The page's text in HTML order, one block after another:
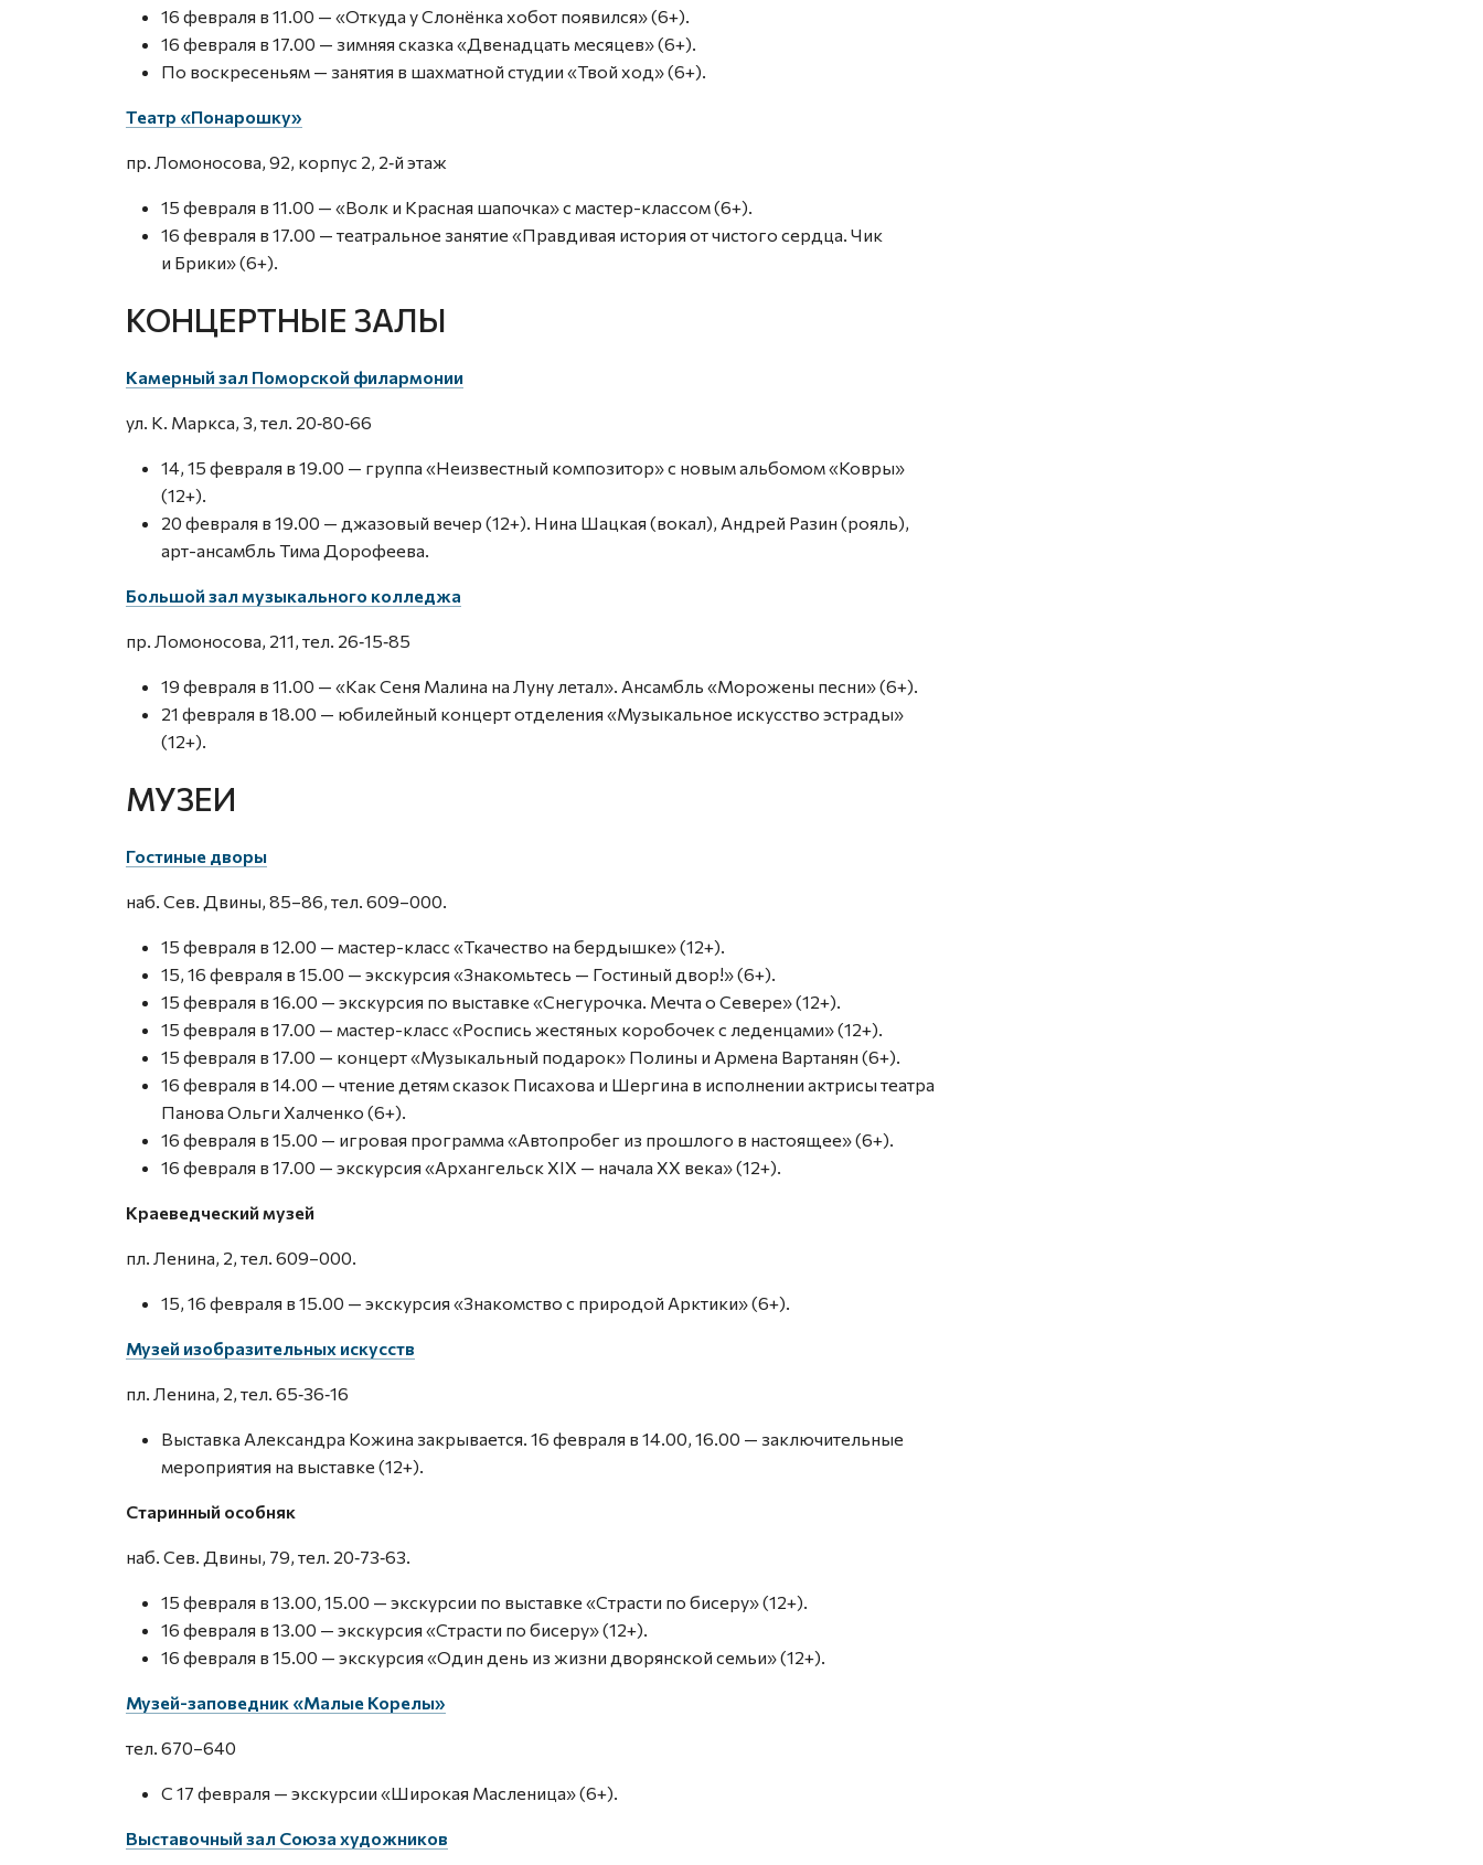
16 февраля в 11.00 — «Откуда у Слонёнка хобот появился» (6+).
16 февраля в 17.00 — зимняя сказка «Двенадцать месяцев» (6+).
По воскресеньям — занятия в шахматной студии «Твой ход» (6+).
Театр «Понарошку»
пр. Ломоносова, 92, корпус 2, 2‑й этаж
15 февраля в 11.00 — «Волк и Красная шапочка» с мастер-классом (6+).
16 февраля в 17.00 — театральное занятие «Правдивая история от чистого сердца. Чик
и Брики» (6+).
КОНЦЕРТНЫЕ ЗАЛЫ
Камерный зал Поморской филармонии
ул. К. Маркса, 3, тел. 20‑80‑66
14, 15 февраля в 19.00 — группа «Неизвестный композитор» с новым альбомом «Ковры»
(12+).
20 февраля в 19.00 — джазовый вечер (12+). Нина Шацкая (вокал), Андрей Разин (рояль),
арт-ансамбль Тима Дорофеева.
Большой зал музыкального колледжа
пр. Ломоносова, 211, тел. 26‑15‑85
19 февраля в 11.00 — «Как Сеня Малина на Луну летал». Ансамбль «Морожены песни» (6+).
21 февраля в 18.00 — юбилейный концерт отделения «Музыкальное искусство эстрады»
(12+).
МУЗЕИ
Гостиные дворы
наб. Сев. Двины, 85–86, тел. 609–000.
15 февраля в 12.00 — мастер-класс «Ткачество на бердышке» (12+).
15, 16 февраля в 15.00 — экскурсия «Знакомьтесь — Гостиный двор!» (6+).
15 февраля в 16.00 — экскурсия по выставке «Снегурочка. Мечта о Севере» (12+).
15 февраля в 17.00 — мастер-класс «Роспись жестяных коробочек с леденцами» (12+).
15 февраля в 17.00 — концерт «Музыкальный подарок» Полины и Армена Вартанян (6+).
16 февраля в 14.00 — чтение детям сказок Писахова и Шергина в исполнении актрисы театра
Панова Ольги Халченко (6+).
16 февраля в 15.00 — игровая программа «Автопробег из прошлого в настоящее» (6+).
16 февраля в 17.00 — экскурсия «Архангельск XIX — начала XX века» (12+).
Краеведческий музей
пл. Ленина, 2, тел. 609–000.
15, 16 февраля в 15.00 — экскурсия «Знакомство с природой Арктики» (6+).
Музей изобразительных искусств
пл. Ленина, 2, тел. 65‑36‑16
Выставка Александра Кожина закрывается. 16 февраля в 14.00, 16.00 — заключительные
мероприятия на выставке (12+).
Старинный особняк
наб. Сев. Двины, 79, тел. 20‑73‑63.
15 февраля в 13.00, 15.00 — экскурсии по выставке «Страсти по бисеру» (12+).
16 февраля в 13.00 — экскурсия «Страсти по бисеру» (12+).
16 февраля в 15.00 — экскурсия «Один день из жизни дворянской семьи» (12+).
Музей-заповедник «Малые Корелы»
тел. 670–640
С 17 февраля — экскурсии «Широкая Масленица» (6+).
Выставочный зал Союза художников